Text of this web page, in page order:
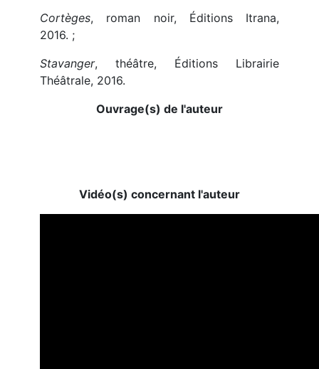
Cortèges, roman noir, Éditions Itrana,
2016. ;
Stavanger, théâtre, Éditions Librairie
Théâtrale, 2016.
Ouvrage(s) de l'auteur
Vidéo(s) concernant l'auteur